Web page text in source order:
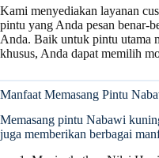
Kami menyediakan layanan
pintu yang Anda pesan benar-
Anda. Baik untuk pintu utama
khusus, Anda dapat memilih
Manfaat Memasang Pintu
Memasang pintu Nabawi
juga memberikan berbagai